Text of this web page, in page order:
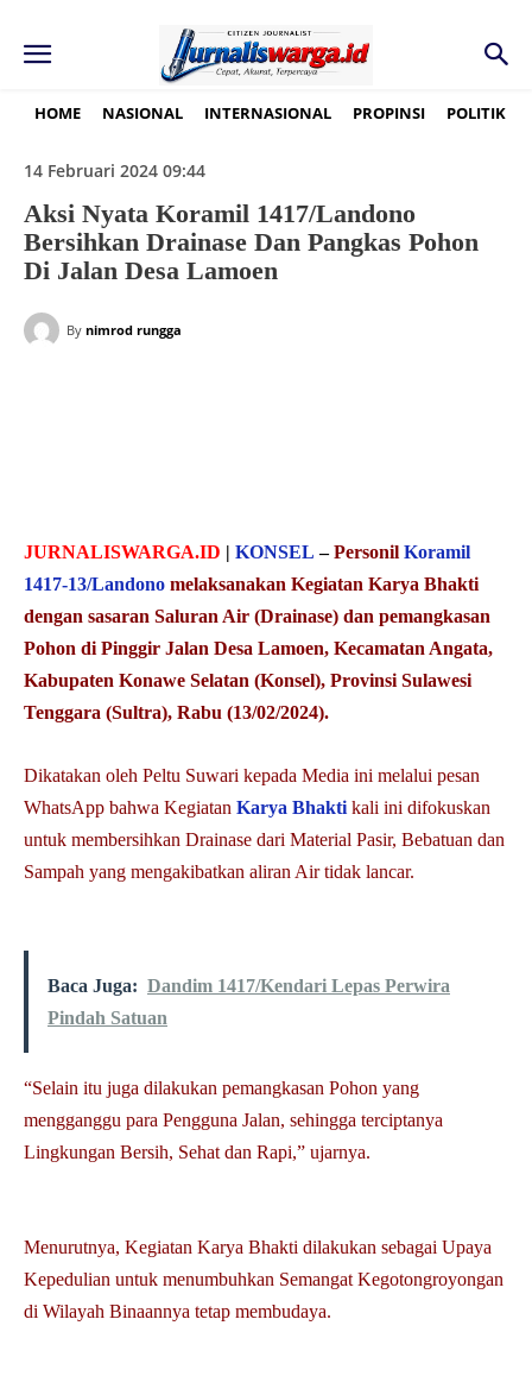
HOME NASIONAL INTERNASIONAL PROPINSI POLITIK
14 Februari 2024 09:44
Aksi Nyata Koramil 1417/Landono
Bersihkan Drainase Dan Pangkas Pohon
Di Jalan Desa Lamoen
By nimrod rungga
JURNALISWARGA.ID | KONSEL –Personil Koramil
1417-13/Landono melaksanakan Kegiatan Karya Bhakti
dengan sasaran Saluran Air (Drainase) dan pemangkasan
Pohon di Pinggir Jalan Desa Lamoen, Kecamatan Angata,
Kabupaten Konawe Selatan (Konsel), Provinsi Sulawesi
Tenggara (Sultra), Rabu (13/02/2024).
Dikatakan oleh Peltu Suwari kepada Media ini melalui pesan
WhatsApp bahwa Kegiatan Karya Bhakti kali ini difokuskan
untuk membersihkan Drainase dari Material Pasir, Bebatuan dan
Sampah yang mengakibatkan aliran Air tidak lancar.
Baca Juga: Dandim 1417/Kendari Lepas Perwira
Pindah Satuan
“Selain itu juga dilakukan pemangkasan Pohon yang
mengganggu para Pengguna Jalan, sehingga terciptanya
Lingkungan Bersih, Sehat dan Rapi,” ujarnya.
Menurutnya, Kegiatan Karya Bhakti dilakukan sebagai Upaya
Kepedulian untuk menumbuhkan Semangat Kegotongroyongan
di Wilayah Binaannya tetap membudaya.